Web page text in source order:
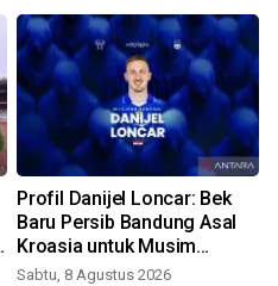
Profil Danijel Loncar: Bek
Baru Persib Bandung Asal
Kroasia untuk Musim
2026/2027
Sabtu, 8 Agustus 2026